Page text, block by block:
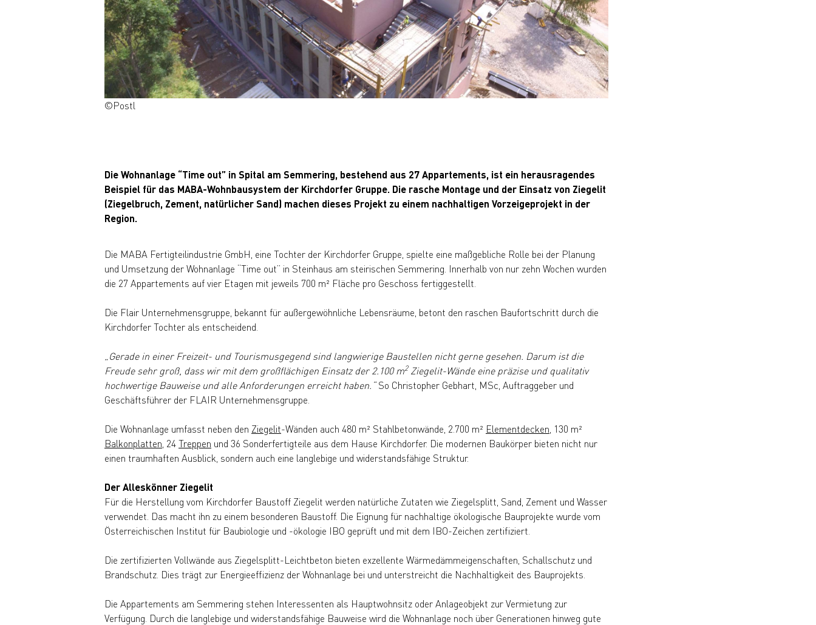
©Postl
Die Wohnanlage “Time out” in Spital am Semmering, bestehend aus 27 Appartements, ist ein herausragendes
Beispiel für das MABA-Wohnbausystem der Kirchdorfer Gruppe. Die rasche Montage und der Einsatz von Ziegelit
(Ziegelbruch, Zement, natürlicher Sand) machen dieses Projekt zu einem nachhaltigen Vorzeigeprojekt in der
Region.
Die MABA Fertigteilindustrie GmbH, eine Tochter der Kirchdorfer Gruppe, spielte eine maßgebliche Rolle bei der Planung
und Umsetzung der Wohnanlage “Time out” in Steinhaus am steirischen Semmering. Innerhalb von nur zehn Wochen wurden
die 27 Appartements auf vier Etagen mit jeweils 700 m² Fläche pro Geschoss fertiggestellt.
Die Flair Unternehmensgruppe, bekannt für außergewöhnliche Lebensräume, betont den raschen Baufortschritt durch die
Kirchdorfer Tochter als entscheidend.
„Gerade in einer Freizeit- und Tourismusgegend sind langwierige Baustellen nicht gerne gesehen. Darum ist die
Freude sehr groß, dass wir mit dem großflächigen Einsatz der 2.100 m2Ziegelit-Wände eine präzise und qualitativ
hochwertige Bauweise und alle Anforderungen erreicht haben.“So Christopher Gebhart, MSc, Auftraggeber und
Geschäftsführer der FLAIR Unternehmensgruppe.
Die Wohnanlage umfasst neben den Ziegelit-Wänden auch 480 m² Stahlbetonwände, 2.700 m² Elementdecken , 130 m²
Balkonplatten , 24Treppen und 36 Sonderfertigteile aus dem Hause Kirchdorfer. Die modernen Baukörper bieten nicht nur
einen traumhaften Ausblick, sondern auch eine langlebige und widerstandsfähige Struktur.
Der Alleskönner Ziegelit
Für die Herstellung vom Kirchdorfer Baustoff Ziegelit werden natürliche Zutaten wie Ziegelsplitt, Sand, Zement und Wasser
verwendet. Das macht ihn zu einem besonderen Baustoff. Die Eignung für nachhaltige ökologische Bauprojekte wurde vom
Österreichischen Institut für Baubiologie und -ökologie IBO geprüft und mit dem IBO-Zeichen zertifiziert.
Die zertifizierten Vollwände aus Ziegelsplitt-Leichtbeton bieten exzellente Wärmedämmeigenschaften, Schallschutz und
Brandschutz. Dies trägt zur Energieeffizienz der Wohnanlage bei und unterstreicht die Nachhaltigkeit des Bauprojekts.
Die Appartements am Semmering stehen Interessenten als Hauptwohnsitz oder Anlageobjekt zur Vermietung zur
Verfügung. Durch die langlebige und widerstandsfähige Bauweise wird die Wohnanlage noch über Generationen hinweg gute